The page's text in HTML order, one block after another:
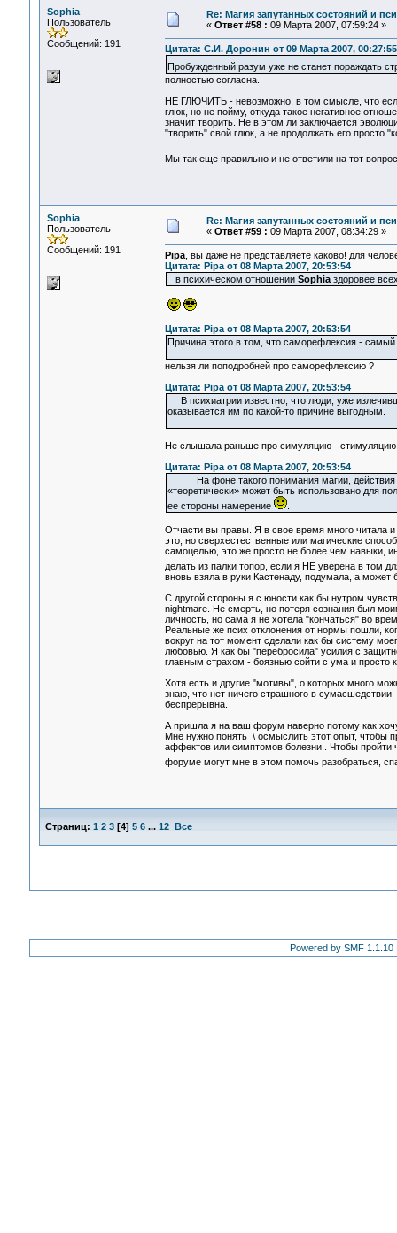
Sophia
Пользователь
Сообщений: 191
Re: Магия запутанных состояний и
« Ответ #58 : 09 Марта 2007, 07:59:24 »
Цитата: С.И. Доронин от 09 Марта 2007, 00:27:55
Пробужденный разум уже не станет пораждать
полностью согласна.
НЕ ГЛЮЧИТЬ - невозможно, в том смысле, что
глюк, но не пойму, откуда такое негативное
значит творить. Не в этом ли заключается
"творить" свой глюк, а не продолжать его просто
Мы так еще правильно и не ответили на тот
Sophia
Пользователь
Сообщений: 191
Re: Магия запутанных состояний и
« Ответ #59 : 09 Марта 2007, 08:34:29 »
Pipa, вы даже не представляете каково! для
Цитата: Pipa от 08 Марта 2007, 20:53:54
в психическом отношении Sophiaздоровее
Цитата: Pipa от 08 Марта 2007, 20:53:54
Причина этого в том, что саморефлексия - самый
нельзя ли поподробней про саморефлексию ?
Цитата: Pipa от 08 Марта 2007, 20:53:54
В психиатрии известно, что люди, уже
оказывается им по какой-то причине выгодным.
Не слышала раньше про симуляцию -
Цитата: Pipa от 08 Марта 2007, 20:53:54
На фоне такого понимания магии, действия
«теоретически» может быть использовано для
ее стороны намерение
.
Отчасти вы правы. Я в свое время много читала
это, но сверхестественные или магические
самоцелью, это же просто не более чем навыки,
делать из палки топор, если я НЕ уверена в том
вновь взяла в руки Кастенаду, подумала, а
С другой стороны я c юности как бы нутром
nightmare. Не смерть, но потеря сознания был
личность, но сама я не хотела "кончаться" во
Реальные же псих отклонения от нормы пошли,
вокруг на тот момент сделали как бы систему
любовью. Я как бы "перебросила" усилия с
главным страхом - боязнью сойти с ума и просто
Хотя есть и другие "мотивы", о которых много
знаю, что нет ничего страшного в
беспрерывна.
А пришла я на ваш форум наверно потому как
Мне нужно понять \ осмыслить этот опыт, чтобы
аффектов или симптомов болезни.. Чтобы пройти
форуме могут мне в этом помочь разобраться,
Страниц: 1 2 3[4] 5 6 ... 12 Все
Powered by SMF 1.1.10